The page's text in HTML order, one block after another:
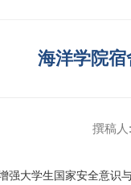
海洋学院
撰稿人:
大学生国家安全意识